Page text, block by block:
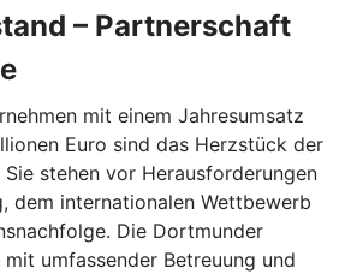
– Partnerschaft
mit einem Jahresumsatz
Euro sind das Herzstück der
stehen vor Herausforderungen
dem internationalen Wettbewerb
Die Dortmunder
umfassender Betreuung und